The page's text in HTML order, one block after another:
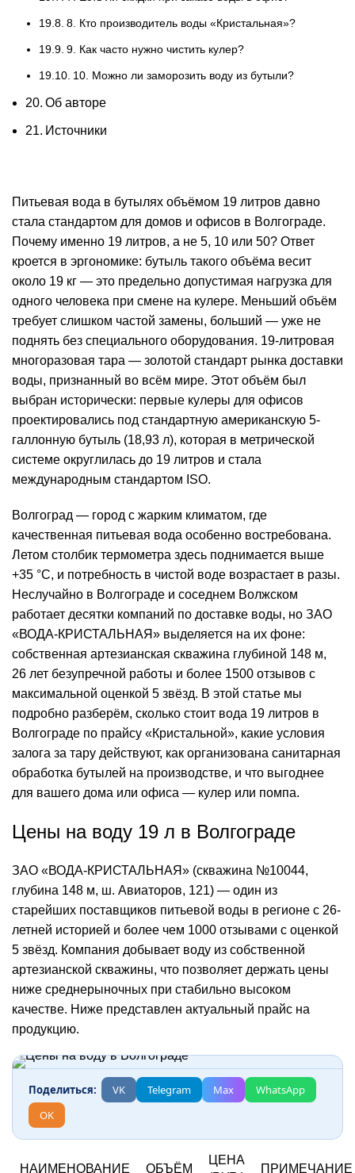
8. Кто производитель воды «Кристальная»?
9. Как часто нужно чистить кулер?
10. Можно ли заморозить воду из бутыли?
Об авторе
Источники
Питьевая вода в бутылях объёмом 19 литров давно
стала стандартом для домов и офисов в Волгограде.
Почему именно 19 литров, а не 5, 10 или 50? Ответ
кроется в эргономике: бутыль такого объёма весит
около 19 кг — это предельно допустимая нагрузка для
одного человека при смене на кулере. Меньший объём
требует слишком частой замены, больший — уже не
поднять без специального оборудования. 19-литровая
многоразовая тара — золотой стандарт рынка доставки
воды, признанный во всём мире. Этот объём был
выбран исторически: первые кулеры для офисов
проектировались под стандартную американскую 5-
галлонную бутыль (18,93 л), которая в метрической
системе округлилась до 19 литров и стала
международным стандартом ISO.
Волгоград — город с жарким климатом, где
качественная питьевая вода особенно востребована.
Летом столбик термометра здесь поднимается выше
+35 °C, и потребность в чистой воде возрастает в разы.
Неслучайно в Волгограде и соседнем Волжском
работает десятки компаний по доставке воды, но ЗАО
«ВОДА-КРИСТАЛЬНАЯ» выделяется на их фоне:
собственная артезианская скважина глубиной 148 м,
26 лет безупречной работы и более 1500 отзывов с
максимальной оценкой 5 звёзд. В этой статье мы
подробно разберём, сколько стоит вода 19 литров в
Волгограде по прайсу «Кристальной», какие условия
залога за тару действуют, как организована санитарная
обработка бутылей на производстве, и что выгоднее
для вашего дома или офиса — кулер или помпа.
Цены на воду 19 л в Волгограде
ЗАО «ВОДА-КРИСТАЛЬНАЯ» (скважина №10044,
глубина 148 м, ш. Авиаторов, 121) — один из
старейших поставщиков питьевой воды в регионе с 26-
летней историей и более чем 1000 отзывами с оценкой
5 звёзд. Компания добывает воду из собственной
артезианской скважины, что позволяет держать цены
ниже среднерыночных при стабильно высоком
качестве. Ниже представлен актуальный прайс на
продукцию.
Поделиться: VK Telegram Max
WhatsApp
OK
НАИМЕНОВАНИЕ ОБЪЁМ
ЦЕНА
ПРИМЕЧАНИЕ